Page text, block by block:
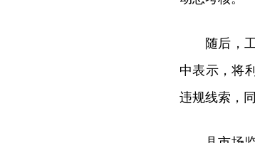
随后，
中表示，将
违规线索，